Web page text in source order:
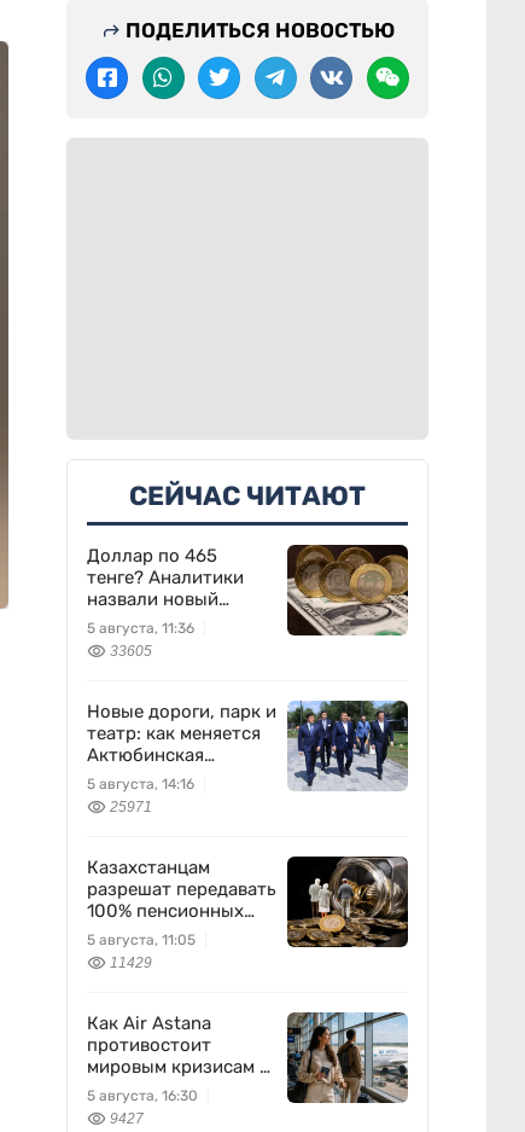
ПОДЕЛИТЬСЯ НОВОСТЬЮ
СЕЙЧАС ЧИТАЮТ
Доллар по 465
тенге? Аналитики
назвали новый
диапазон
5 августа, 11:36
33605
Новые дороги, парк и
театр: как меняется
Актюбинская
область
5 августа, 14:16
25971
Казахстанцам
разрешат передавать
100% пенсионных
накоплений
5 августа, 11:05
11429
Как Air Astana
противостоит
мировым кризисам в
авиации
5 августа, 16:30
9427